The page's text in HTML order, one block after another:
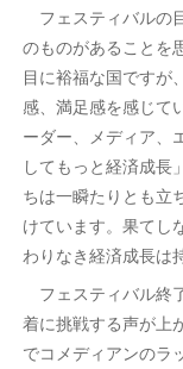
フェスティバルの
のものがあることを
目に裕福な国ですが
感、満足感を感じて
ーダー、メディア、
してもっと経済成長
ちは一瞬たりとも立
けています。果てし
わりなき経済成長は
フェスティバル終
着に挑戦する声が上
でコメディアンのラ